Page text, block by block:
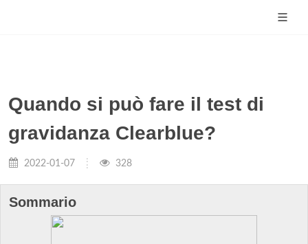
Quando si può fare il test di
gravidanza Clearblue?
2022-01-07 328
Sommario